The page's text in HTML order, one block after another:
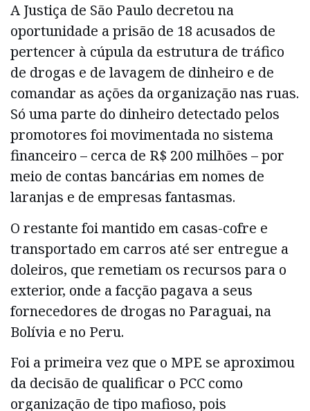
A Justiça de São Paulo decretou na
oportunidade a prisão de 18 acusados de
pertencer à cúpula da estrutura de tráfico
de drogas e de lavagem de dinheiro e de
comandar as ações da organização nas ruas.
Só uma parte do dinheiro detectado pelos
promotores foi movimentada no sistema
financeiro – cerca de R$ 200 milhões – por
meio de contas bancárias em nomes de
laranjas e de empresas fantasmas.
O restante foi mantido em casas-cofre e
transportado em carros até ser entregue a
doleiros, que remetiam os recursos para o
exterior, onde a facção pagava a seus
fornecedores de drogas no Paraguai, na
Bolívia e no Peru.
Foi a primeira vez que o MPE se aproximou
da decisão de qualificar o PCC como
organização de tipo mafioso, pois